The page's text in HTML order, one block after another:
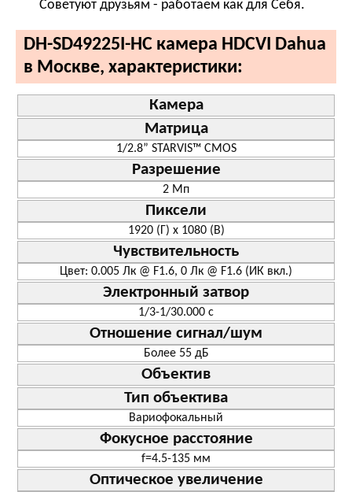
Советуют друзьям - работаем как для Себя.
DH-SD49225I-HC камера HDCVI Dahua
в Москве, характеристики:
Камера
Матрица
1/2.8” STARVIS™ CMOS
Разрешение
2 Мп
Пиксели
1920 (Г) x 1080 (В)
Чувствительность
Цвет: 0.005 Лк @ F1.6, 0 Лк @ F1.6 (ИК вкл.)
Электронный затвор
1/3-1/30.000 с
Отношение сигнал/шум
Более 55 дБ
Объектив
Тип объектива
Вариофокальный
Фокусное расстояние
f=4.5-135 мм
Оптическое увеличение